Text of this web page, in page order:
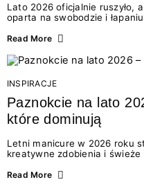
Lato 2026 oficjalnie ruszyło,
oparta na swobodzie i
doświadczenia wakacji – od
Motywem przewodnim jest
letnich momentów. Z tej
wyjątkowego: wielki konkurs
najgorętszych trendów w...
Read More
INSPIRACJE
Paznokcie na lato
które dominują
Letni manicure w 2026 roku
kreatywne zdobienia i
zarówno energetycznych
Read More